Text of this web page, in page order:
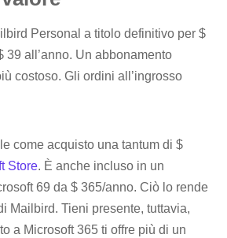
Personal a titolo definitivo per $
39 all’anno. Un abbonamento
costoso. Gli ordini all’ingrosso
come acquisto una tantum di $
Store. È anche incluso in un
69 da $ 365/anno. Ciò lo rende
Mailbird. Tieni presente, tuttavia,
a Microsoft 365 ti offre più di un